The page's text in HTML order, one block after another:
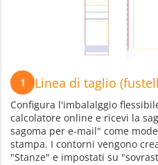
1 Linea di taglio
Configura l'imbalalggio
calcolatore online e ricevi la
sagoma per e-mail" come
stampa. I contorni vengono
"Stanze" e impostati su